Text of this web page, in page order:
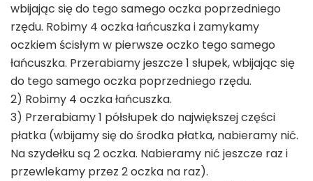
wbijając się do tego samego oczka poprzedniego
rzędu. Robimy 4 oczka łańcuszka i zamykamy
oczkiem ścisłym w pierwsze oczko tego samego
łańcuszka. Przerabiamy jeszcze 1 słupek, wbijając się
do tego samego oczka poprzedniego rzędu.
2) Robimy 4 oczka łańcuszka.
3) Przerabiamy 1 półsłupek do największej części
płatka (wbijamy się do środka płatka, nabieramy nić.
Na szydełku są 2 oczka. Nabieramy nić jeszcze raz i
przewlekamy przez 2 oczka na raz).